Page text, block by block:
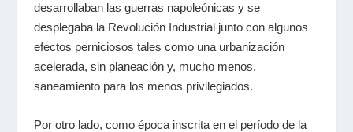
desarrollaban las guerras napoleónicas y se
desplegaba la Revolución Industrial junto con algunos
efectos perniciosos tales como una urbanización
acelerada, sin planeación y, mucho menos,
saneamiento para los menos privilegiados.
Por otro lado, como época inscrita en el período de la